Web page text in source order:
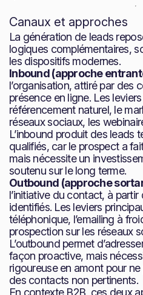
Canaux et approches
La génération de leads
logiques complémentaires,
les dispositifs modernes.
Inbound (approche
l’organisation, attiré par des
présence en ligne. Les
référencement naturel, le
réseaux sociaux, les
L’inbound produit des leads
qualifiés, car le prospect a
mais nécessite un
soutenu sur le long terme.
Outbound (approche
l’initiative du contact, à partir
identifiés. Les leviers
téléphonique, l’emailing à
prospection sur les réseaux
L’outbound permet
façon proactive, mais
rigoureuse en amont pour ne
des contacts non pertinents.
En contexte B2B, ces deux